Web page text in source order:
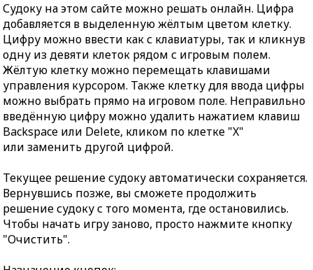
Судоку на этом сайте можно решать онлайн. Цифра
добавляется в выделенную жёлтым цветом клетку.
Цифру можно ввести как с клавиатуры, так и кликнув
одну из девяти клеток рядом с игровым полем.
Жёлтую клетку можно перемещать клавишами
управления курсором. Также клетку для ввода цифры
можно выбрать прямо на игровом поле. Неправильно
введённую цифру можно удалить нажатием клавиш
Backspace или Delete, кликом по клетке "X"
или заменить другой цифрой.
Текущее решение судоку автоматически сохраняется.
Вернувшись позже, вы сможете продолжить
решение судоку с того момента, где остановились.
Чтобы начать игру заново, просто нажмите кнопку
"Очистить".